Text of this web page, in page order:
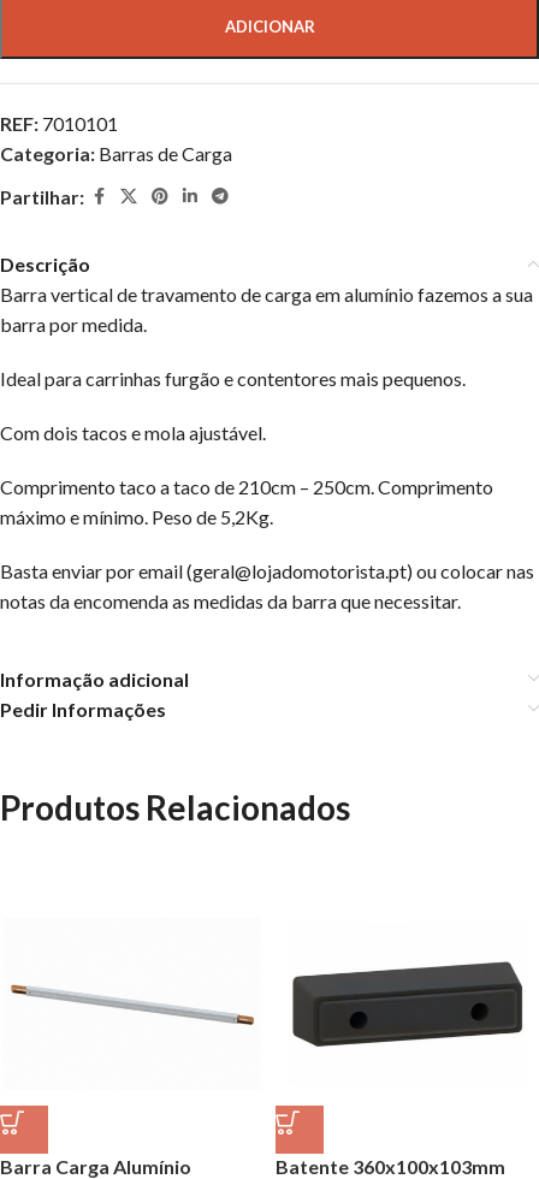
ADICIONAR
REF: 7010101
Categoria: Barras de Carga
Partilhar:
Descrição
Barra vertical de travamento de carga em alumínio fazemos a sua
barra por medida.
Ideal para carrinhas furgão e contentores mais pequenos.
Com dois tacos e mola ajustável.
Comprimento taco a taco de 210cm – 250cm. Comprimento
máximo e mínimo. Peso de 5,2Kg.
Basta enviar por email (geral@lojadomotorista.pt) ou colocar nas
notas da encomenda as medidas da barra que necessitar.
Informação adicional
Pedir Informações
Produtos Relacionados
Barra Carga Alumínio
Batente 360x100x103mm